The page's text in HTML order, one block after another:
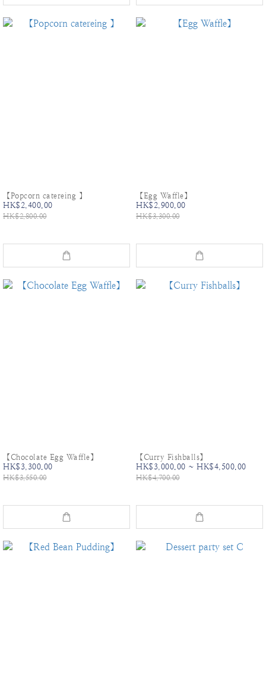
【Popcorn catereing 】
HK$2,400.00
HK$2,800.00
【Egg Waffle】
HK$2,900.00
HK$3,300.00
【Chocolate Egg Waffle】
HK$3,300.00
HK$3,550.00
【Curry Fishballs】
HK$3,000.00 ~ HK$4,500.00
HK$4,700.00